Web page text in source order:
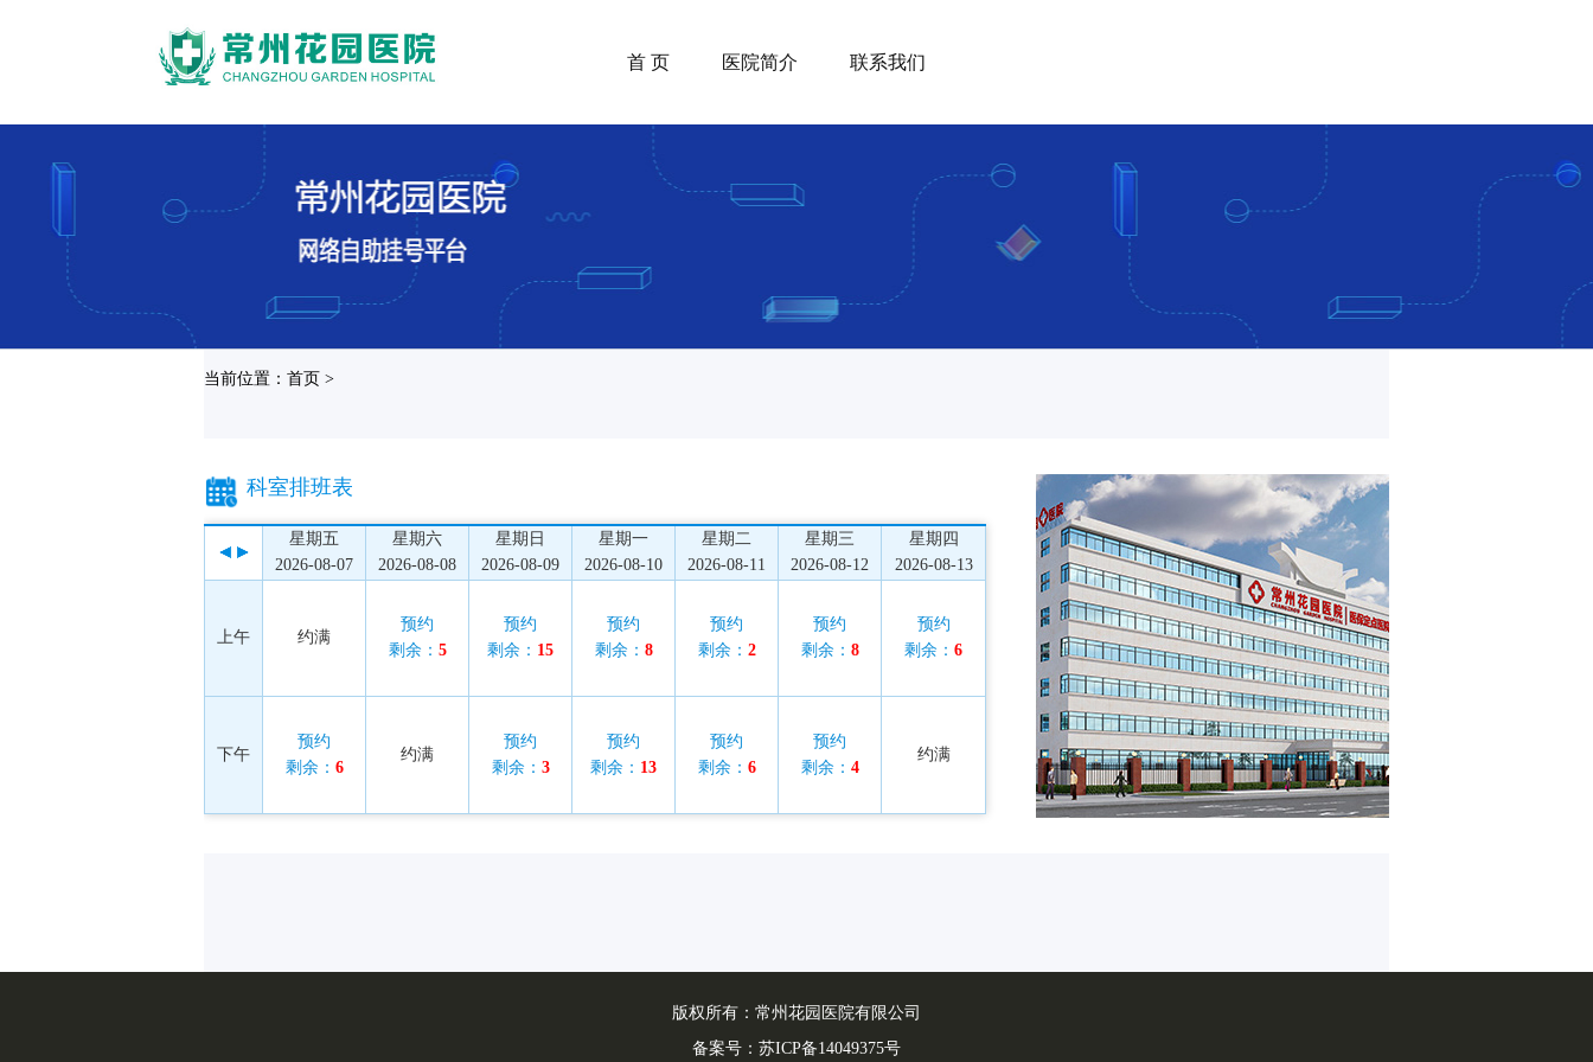
首 页 医院简介 联系我们
当前位置：首页 >
科室排班表
星期五
2026-08-07
星期六
2026-08-08
星期日
2026-08-09
星期一
2026-08-10
星期二
2026-08-11
星期三
2026-08-12
星期四
2026-08-13
上午 约满
预约
剩余： 5
预约
剩余： 15
预约
剩余： 8
预约
剩余： 2
预约
剩余： 8
预约
剩余： 6
下午
预约
剩余： 6
约满
预约
剩余： 3
预约
剩余： 13
预约
剩余： 6
预约
剩余： 4
约满
版权所有：常州花园医院有限公司
备案号： 苏ICP备14049375号